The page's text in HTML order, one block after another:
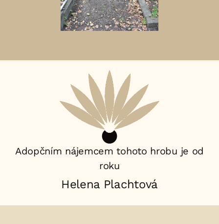
nájemce:
Adopčním nájemcem tohoto hrobu je od
roku
Helena Plachtová